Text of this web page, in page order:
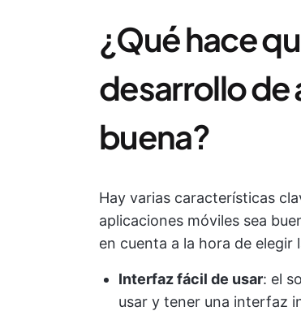
¿Qué hace
desarrollo de
buena?
Hay varias características
aplicaciones móviles sea
en cuenta a la hora de elegir
Interfaz fácil de usar: el
usar y tener una interfaz